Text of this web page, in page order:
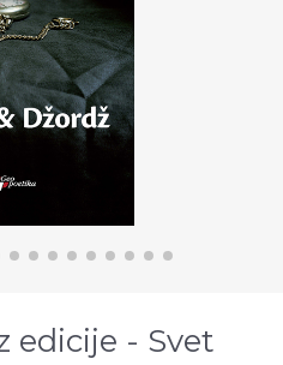
edicije - Svet